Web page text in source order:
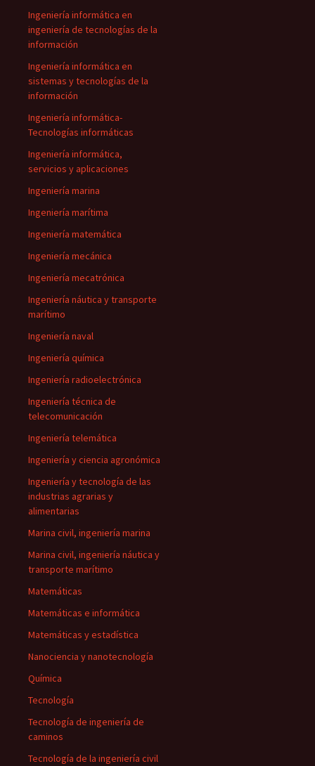
Ingeniería informática en
ingeniería de tecnologías de la
información
Ingeniería informática en
sistemas y tecnologías de la
información
Ingeniería informática-
Tecnologías informáticas
Ingeniería informática,
servicios y aplicaciones
Ingeniería marina
Ingeniería marítima
Ingeniería matemática
Ingeniería mecánica
Ingeniería mecatrónica
Ingeniería náutica y transporte
marítimo
Ingeniería naval
Ingeniería química
Ingeniería radioelectrónica
Ingeniería técnica de
telecomunicación
Ingeniería telemática
Ingeniería y ciencia agronómica
Ingeniería y tecnología de las
industrias agrarias y
alimentarias
Marina civil, ingeniería marina
Marina civil, ingeniería náutica y
transporte marítimo
Matemáticas
Matemáticas e informática
Matemáticas y estadística
Nanociencia y nanotecnología
Química
Tecnología
Tecnología de ingeniería de
caminos
Tecnología de la ingeniería civil